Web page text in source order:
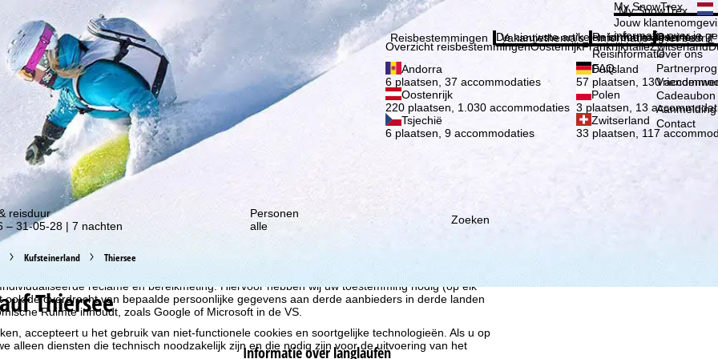
gebruiken we cookies om gebruiksinformatie te verzamelen, die wij, TravelTrex GmbH,
Gebruiksprofielen worden aangemaakt op basis van uw activiteiten met behulp van
reclame en bereikmeting. Hiervoor hebben wij uw toestemming nodig (op elk
ook de overdracht van bepaalde persoonlijke gegevens aan derde aanbieders in derde landen
Ruimte inhoudt, zoals Google of Microsoft in de VS.
accepteert u het gebruik van niet-functionele cookies en soortgelijke technologieën. Als u op
alleen diensten die technisch noodzakelijk zijn en die nodig zijn voor de uitvoering van het
van onze kortingsacties!
My SnowTrex
My SnowTrex
Jouw
informatie over je
Reisbestemmingen
Overzicht reisbestemmingenOostenrijkFrankrijkItaliëZwitserland
Andorra
6 plaatsen, 37 accommodaties
Duitsland
57 plaatsen, 130
Oostenrijk
220 plaatsen, 1.030 accommodaties
Polen
3 plaatsen, 13
Tsjechië
6 plaatsen, 9 accommodaties
Zwitserland
33 plaatsen, 117
Vakantiethema's
De nieuwste artikelen in ons magazine
Informatie
Reisinformatie
Reisinformatie
FAQ
Het bedrijf
Over ons
Over ons
Cadeaubon
Contact
reisduur
– 31-05-28 | 7 nachten
Personen
alle
Zoeken
Kufsteinerland Thiersee
Thiersee
Informatie over langlaufen